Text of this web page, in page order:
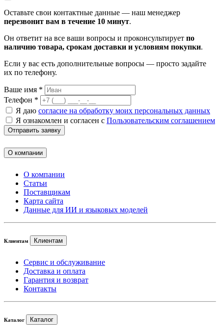
Оставьте свои контактные данные — наш менеджер
перезвонит вам в течение 10 минут.
Он ответит на все ваши вопросы и проконсультирует по
наличию товара, срокам доставки и условиям покупки.
Если у вас есть дополнительные вопросы — просто задайте
их по телефону.
Ваше имя *
Телефон *
Я даю согласие на обработку моих персональных данных
Я ознакомлен и согласен с Пользовательским соглашением
Отправить заявку
О компании
О компании
Статьи
Поставщикам
Карта сайта
Данные для ИИ и языковых моделей
Клиентам Клиентам
Сервис и обслуживание
Доставка и оплата
Гарантия и возврат
Контакты
Каталог Каталог